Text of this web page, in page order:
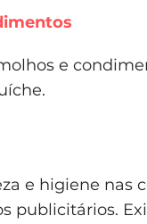
e
e higiene nas
publicitários.